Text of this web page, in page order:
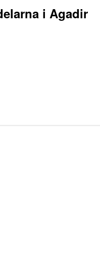
i Agadir